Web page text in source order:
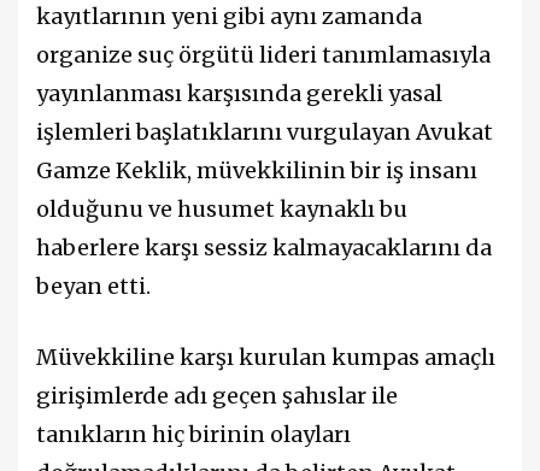
kayıtlarının yeni gibi aynı zamanda
organize suç örgütü lideri tanımlamasıyla
yayınlanması karşısında gerekli yasal
işlemleri başlatıklarını vurgulayan Avukat
Gamze Keklik, müvekkilinin bir iş insanı
olduğunu ve husumet kaynaklı bu
haberlere karşı sessiz kalmayacaklarını da
beyan etti.
Müvekkiline karşı kurulan kumpas amaçlı
girişimlerde adı geçen şahıslar ile
tanıkların hiç birinin olayları